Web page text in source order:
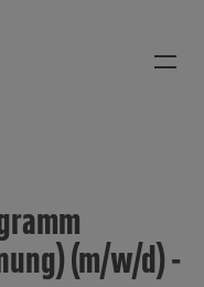
(m/w/d) -